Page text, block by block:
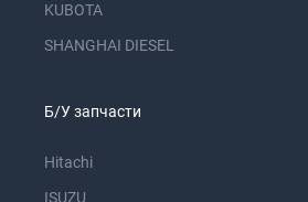
KUBOTA
SHANGHAI DIESEL
Б/У запчасти
Hitachi
ISUZU